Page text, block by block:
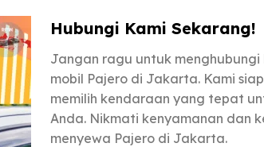
Hubungi Kami Sekarang!
Jangan ragu untuk
mobil Pajero di Jakarta. Kami
memilih kendaraan yang tepat
Anda. Nikmati kenyamanan dan
menyewa Pajero di Jakarta.